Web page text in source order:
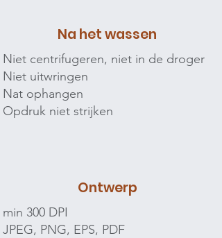
Na het wassen
Niet centrifugeren, niet in de droger
Niet uitwringen
Nat ophangen
Opdruk niet strijken
Ontwerp
min 300 DPI
JPEG, PNG, EPS, PDF